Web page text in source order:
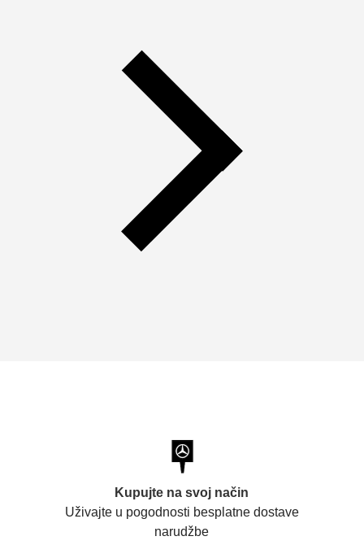
Kupujte na svoj način
Uživajte u pogodnosti besplatne dostave
narudžbe